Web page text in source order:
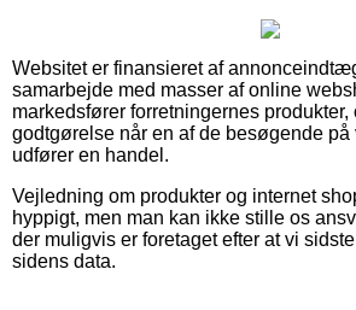
Websitet er finansieret af
samarbejde med masser af online
markedsfører forretningernes produkter,
godtgørelse når en af de besøgende på
udfører en handel.
Vejledning om produkter og internet
hyppigt, men man kan ikke stille os
der muligvis er foretaget efter at vi
sidens data.